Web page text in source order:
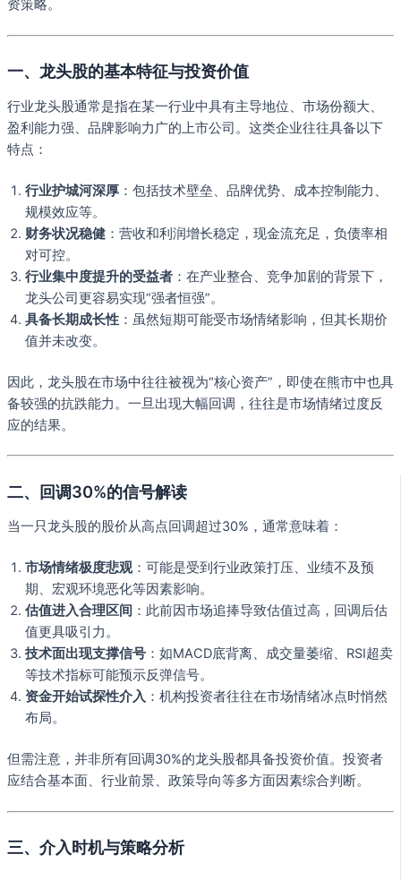
资策略。
一、龙头股的基本特征与投资价值
行业龙头股通常是指在某一行业中具有主导地位、市场份额大、
盈利能力强、品牌影响力广的上市公司。这类企业往往具备以下
特点：
行业护城河深厚 ：包括技术壁垒、品牌优势、成本控制能力、
规模效应等。
财务状况稳健 ：营收和利润增长稳定，现金流充足，负债率相
对可控。
行业集中度提升的受益者 ：在产业整合、竞争加剧的背景下，
龙头公司更容易实现“强者恒强”。
具备长期成长性 ：虽然短期可能受市场情绪影响，但其长期价
值并未改变。
因此，龙头股在市场中往往被视为“核心资产”，即使在熊市中也具
备较强的抗跌能力。一旦出现大幅回调，往往是市场情绪过度反
应的结果。
二、回调30%的信号解读
当一只龙头股的股价从高点回调超过30%，通常意味着：
市场情绪极度悲观：可能是受到行业政策打压、业绩不及预
期、宏观环境恶化等因素影响。
估值进入合理区间 ：此前因市场追捧导致估值过高，回调后估
值更具吸引力。
技术面出现支撑信号 ：如MACD底背离、成交量萎缩、RSI超卖
等技术指标可能预示反弹信号。
资金开始试探性介入 ：机构投资者往往在市场情绪冰点时悄然
布局。
但需注意，并非所有回调30%的龙头股都具备投资价值。投资者
应结合基本面、行业前景、政策导向等多方面因素综合判断。
三、介入时机与策略分析